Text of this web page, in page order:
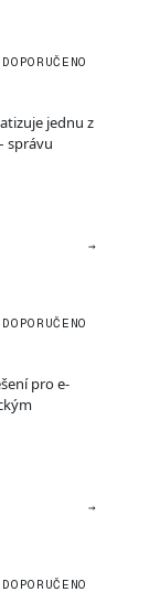
jednu z
správu
→
pro e-
→